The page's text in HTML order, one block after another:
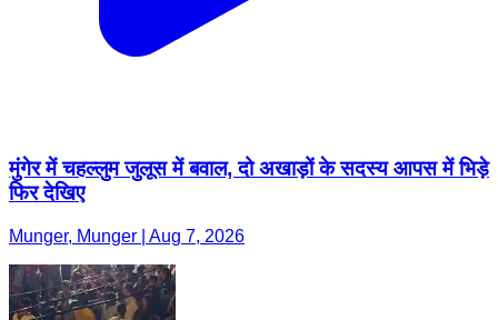
मुंगेर में चहल्लुम जुलूस में बवाल, दो अखाड़ों के सदस्य आपस में भिड़े
फिर देखिए
Munger, Munger | Aug 7, 2026